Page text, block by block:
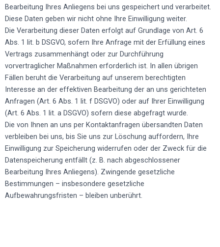
Bearbeitung Ihres Anliegens bei uns gespeichert und verarbeitet.
Diese Daten geben wir nicht ohne Ihre Einwilligung weiter.
Die Verarbeitung dieser Daten erfolgt auf Grundlage von Art. 6
Abs. 1 lit. b DSGVO, sofern Ihre Anfrage mit der Erfüllung eines
Vertrags zusammenhängt oder zur Durchführung
vorvertraglicher Maßnahmen erforderlich ist. In allen übrigen
Fällen beruht die Verarbeitung auf unserem berechtigten
Interesse an der effektiven Bearbeitung der an uns gerichteten
Anfragen (Art. 6 Abs. 1 lit. f DSGVO) oder auf Ihrer Einwilligung
(Art. 6 Abs. 1 lit. a DSGVO) sofern diese abgefragt wurde.
Die von Ihnen an uns per Kontaktanfragen übersandten Daten
verbleiben bei uns, bis Sie uns zur Löschung auffordern, Ihre
Einwilligung zur Speicherung widerrufen oder der Zweck für die
Datenspeicherung entfällt (z. B. nach abgeschlossener
Bearbeitung Ihres Anliegens). Zwingende gesetzliche
Bestimmungen – insbesondere gesetzliche
Aufbewahrungsfristen – bleiben unberührt.